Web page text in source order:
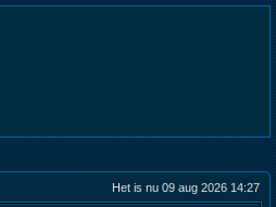
Het is nu 09 aug 2026 14:27